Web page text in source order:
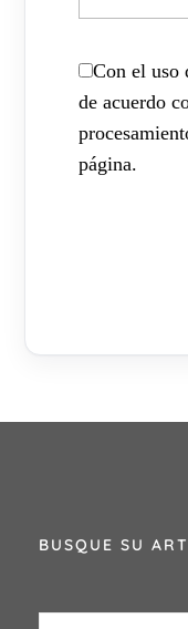
Con el uso
de acuerdo
página.
BUSQUE SU